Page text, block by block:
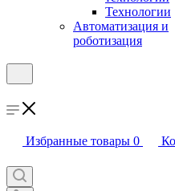
Технологии
Автоматизация и
роботизация
Избранные товары 0